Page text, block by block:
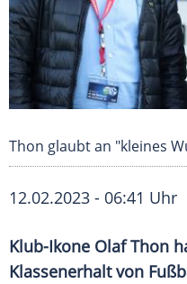
Thon glaubt an "kleines
12.02.2023 - 06:41 Uhr
Klub-Ikone Olaf Thon
Klassenerhalt von